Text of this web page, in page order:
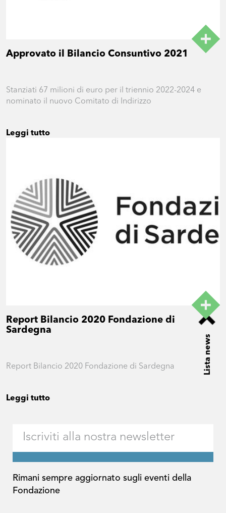
Approvato il Bilancio Consuntivo 2021
Stanziati 67 milioni di euro per il triennio 2022-2024 e
nominato il nuovo Comitato di Indirizzo
Leggi tutto
Report Bilancio 2020 Fondazione di
Sardegna
Report Bilancio 2020 Fondazione di Sardegna
Leggi tutto
Lista news
Rimani sempre aggiornato sugli eventi della
Fondazione